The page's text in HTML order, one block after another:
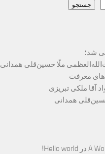
جستجو
ملّا حسین‌قلی همدانی
های معرفت
آقا ملکی تبریزی
همدانی
A در Hello world!